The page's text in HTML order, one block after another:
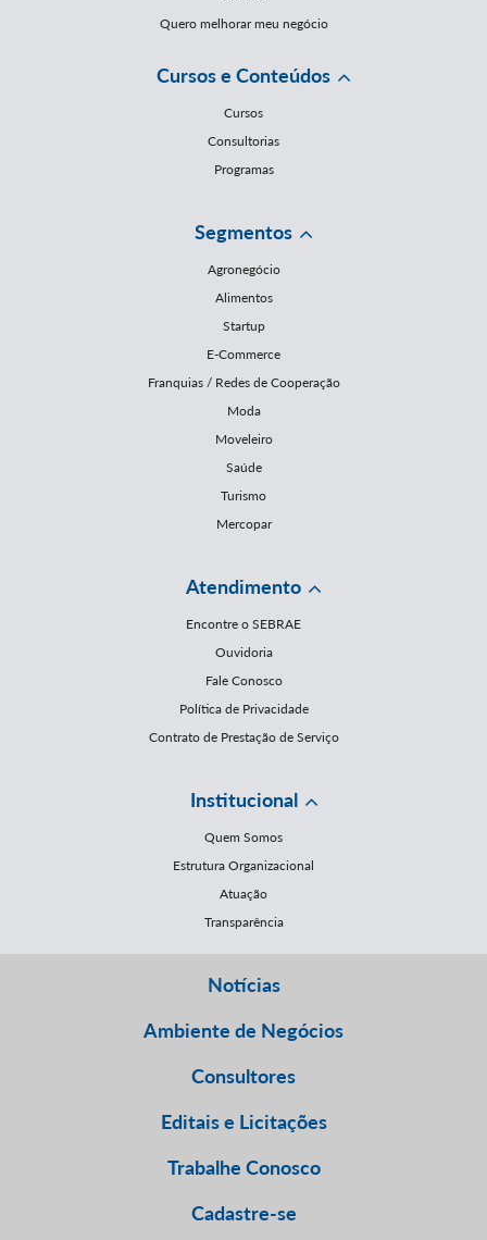
Quero melhorar meu negócio
Cursos e Conteúdos
Cursos
Consultorias
Programas
Segmentos
Agronegócio
Alimentos
Startup
E-Commerce
Franquias / Redes de Cooperação
Moda
Moveleiro
Saúde
Turismo
Mercopar
Atendimento
Encontre o SEBRAE
Ouvidoria
Fale Conosco
Política de Privacidade
Contrato de Prestação de Serviço
Institucional
Quem Somos
Estrutura Organizacional
Atuação
Transparência
Notícias
Ambiente de Negócios
Consultores
Editais e Licitações
Trabalhe Conosco
Cadastre-se